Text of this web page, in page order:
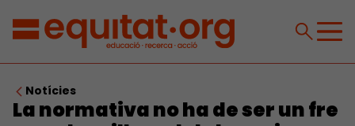
Notícies
La normativa no ha de ser un fre